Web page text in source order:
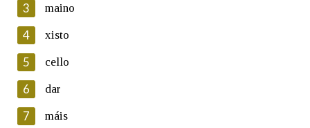
En cumprimento da normativa vixente en materia de
Protección de Datos de Carácter Persoal, a Real Academia
Galega informa a aqueles usuarios que faciliten o seu correo
electrónico, así como calquera outra información de carácter
persoal, que estes datos serán obxecto de tratamento
automatizado de carácter confidencial e incorporados aos seus
ficheiros informáticos. Así mesmo, os usuarios poderán exercer o
seu dereito de acceso, rectificación, oposición e cancelación dos
seus datos poñéndose en contacto connosco.
3 maino
4 xisto
5 cello
6 dar
7 máis